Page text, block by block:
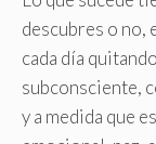
descubres o no,
cada día
subconsciente,
y a medida que